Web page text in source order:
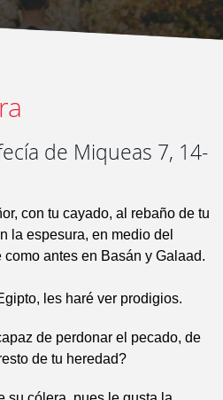
de Miqueas 7, 14-
con tu cayado, al rebaño de tu
la espesura, en medio del
antes en Basán y Galaad.
les haré ver prodigios.
de perdonar el pecado, de
de tu heredad?